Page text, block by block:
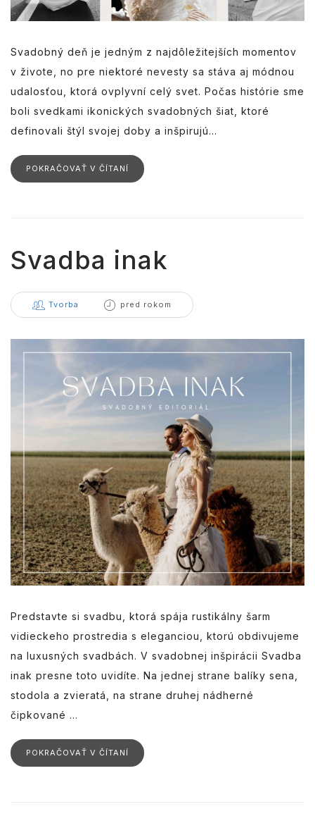
Svadobný deň je jedným z najdôležitejších momentov
v živote, no pre niektoré nevesty sa stáva aj módnou
udalosťou, ktorá ovplyvní celý svet. Počas histórie sme
boli svedkami ikonických svadobných šiat, ktoré
definovali štýl svojej doby a inšpirujú...
POKRAČOVAŤ V ČÍTANÍ
Svadba inak
Tvorba pred rokom
Predstavte si svadbu, ktorá spája rustikálny šarm
vidieckeho prostredia s eleganciou, ktorú obdivujeme
na luxusných svadbách. V svadobnej inšpirácii Svadba
inak presne toto uvidíte. Na jednej strane balíky sena,
stodola a zvieratá, na strane druhej nádherné
čipkované ...
POKRAČOVAŤ V ČÍTANÍ